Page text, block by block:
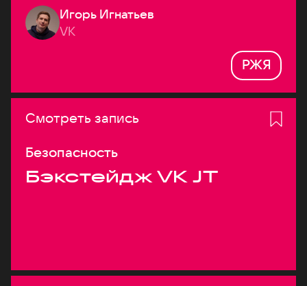
Игорь Игнатьев
VK
РЖЯ
Смотреть запись
Безопасность
Бэкстейдж VK JT